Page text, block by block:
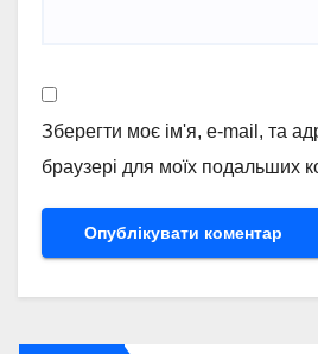
Зберегти моє ім'я, e-mail, та
браузері для моїх подальших